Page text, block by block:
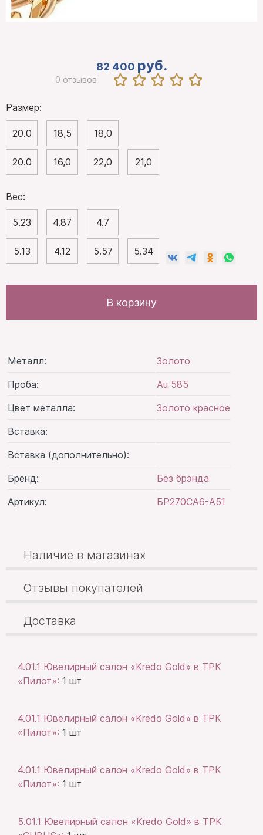
82 400 руб.
0 отзывов
Размер:
20.0 18,5 18,0
20.0 16,0 22,0 21,0
Вес:
5.23 4.87 4.7
5.13 4.12 5.57 5.34
В корзину
Металл:
Золото
Проба:
Au 585
Цвет металла:
Золото красное
Вставка:
Вставка (дополнительно):
Бренд:
Без брэнда
Артикул:
БР270СА6-А51
Наличие в магазинах
Отзывы покупателей
Доставка
4.01.1 Ювелирный салон «Kredo Gold» в ТРК
«Пилот»: 1 шт
4.01.1 Ювелирный салон «Kredo Gold» в ТРК
«Пилот»: 1 шт
4.01.1 Ювелирный салон «Kredo Gold» в ТРК
«Пилот»: 1 шт
5.01.1 Ювелирный салон «Kredo Gold» в ТРК